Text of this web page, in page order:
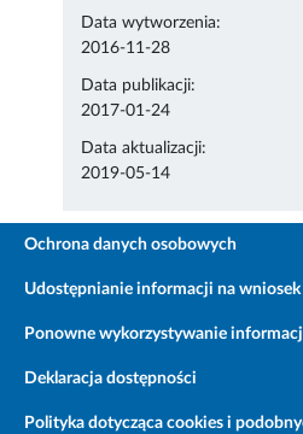
Data wytworzenia:
2016-11-28
Data publikacji:
2017-01-24
Data aktualizacji:
2019-05-14
Ochrona danych osobowych
Udostępnianie informacji na wniosek
Ponowne wykorzystywanie
Deklaracja dostępności
Polityka dotycząca cookies i